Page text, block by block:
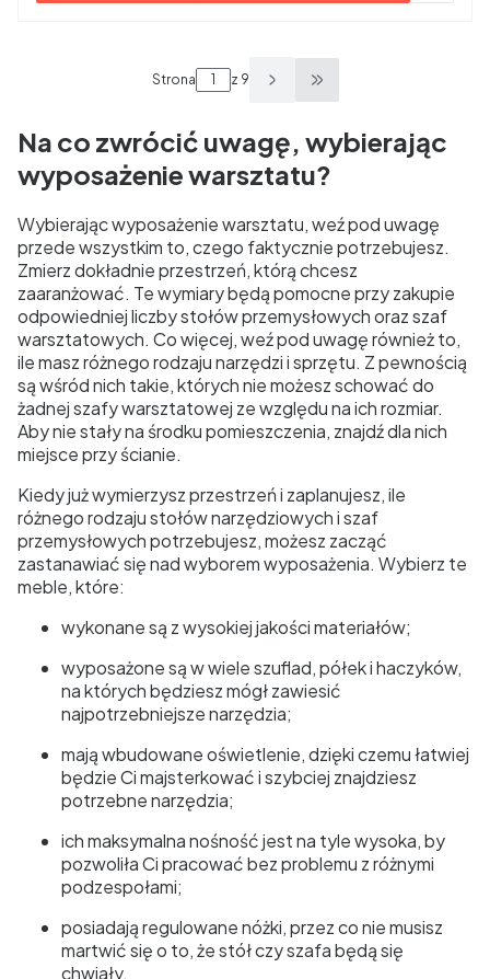
Strona z 9 Przejdź do ostatniej
Na co zwrócić uwagę, wybierając
wyposażenie warsztatu?
Wybierając wyposażenie warsztatu, weź pod uwagę
przede wszystkim to, czego faktycznie potrzebujesz.
Zmierz dokładnie przestrzeń, którą chcesz
zaaranżować. Te wymiary będą pomocne przy zakupie
odpowiedniej liczby stołów przemysłowych oraz szaf
warsztatowych. Co więcej, weź pod uwagę również to,
ile masz różnego rodzaju narzędzi i sprzętu. Z pewnością
są wśród nich takie, których nie możesz schować do
żadnej szafy warsztatowej ze względu na ich rozmiar.
Aby nie stały na środku pomieszczenia, znajdź dla nich
miejsce przy ścianie.
Kiedy już wymierzysz przestrzeń i zaplanujesz, ile
różnego rodzaju stołów narzędziowych i szaf
przemysłowych potrzebujesz, możesz zacząć
zastanawiać się nad wyborem wyposażenia. Wybierz te
meble, które:
wykonane są z wysokiej jakości materiałów;
wyposażone są w wiele szuflad, półek i haczyków,
na których będziesz mógł zawiesić
najpotrzebniejsze narzędzia;
mają wbudowane oświetlenie, dzięki czemu łatwiej
będzie Ci majsterkować i szybciej znajdziesz
potrzebne narzędzia;
ich maksymalna nośność jest na tyle wysoka, by
pozwoliła Ci pracować bez problemu z różnymi
podzespołami;
posiadają regulowane nóżki, przez co nie musisz
martwić się o to, że stół czy szafa będą się
chwiały.